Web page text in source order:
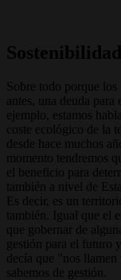
Sobre todo porque
antes, una deuda
ejemplo, estamos
coste ecológico de la
desde hace muchos
momento tendremos
el beneficio para
también a nivel de
Es decir, es un
también. Igual que el
que gobernar de
gestión para el futuro
decía que "nos llamen
sabemos de gestión.